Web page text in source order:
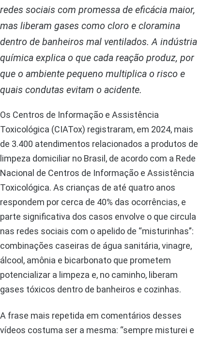
redes sociais com promessa de eficácia maior,
mas liberam gases como cloro e cloramina
dentro de banheiros mal ventilados. A indústria
química explica o que cada reação produz, por
que o ambiente pequeno multiplica o risco e
quais condutas evitam o acidente.
Os Centros de Informação e Assistência
Toxicológica (CIATox) registraram, em 2024, mais
de 3.400 atendimentos relacionados a produtos de
limpeza domiciliar no Brasil, de acordo com a Rede
Nacional de Centros de Informação e Assistência
Toxicológica. As crianças de até quatro anos
respondem por cerca de 40% das ocorrências, e
parte significativa dos casos envolve o que circula
nas redes sociais com o apelido de “misturinhas”:
combinações caseiras de água sanitária, vinagre,
álcool, amônia e bicarbonato que prometem
potencializar a limpeza e, no caminho, liberam
gases tóxicos dentro de banheiros e cozinhas.
A frase mais repetida em comentários desses
vídeos costuma ser a mesma: “sempre misturei e